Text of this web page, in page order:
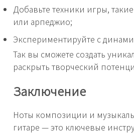
Добавьте техники игры,
или арпеджио;
Экспериментируйте с
Так вы сможете создать
раскрыть творческий
Заключение
Ноты композиции и
гитаре — это ключевые